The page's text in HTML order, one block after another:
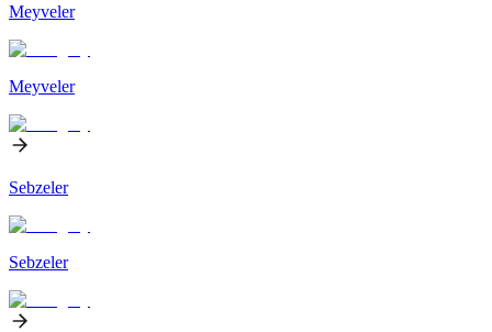
Meyveler
Meyveler
Sebzeler
Sebzeler